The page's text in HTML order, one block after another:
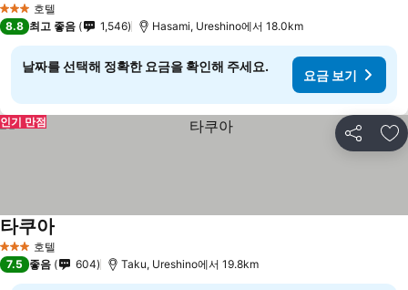
3 성급 호텔
8.8 최고 좋음 1,546 Hasami, Ureshino에서 18.0km
날짜를 선택해 정확한 요금을 확인해 주세요.
요금 보기
공유 즐
인기 만점
3 성급 호텔
타쿠아
7.5 좋음 604 Taku, Ureshino에서 19.8km